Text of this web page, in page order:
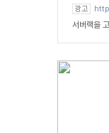
광고
서버랙을